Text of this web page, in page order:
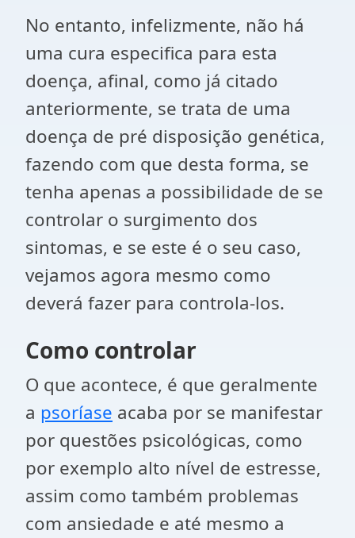
No entanto, infelizmente, não há
uma cura especifica para esta
doença, afinal, como já citado
anteriormente, se trata de uma
doença de pré disposição genética,
fazendo com que desta forma, se
tenha apenas a possibilidade de se
controlar o surgimento dos
sintomas, e se este é o seu caso,
vejamos agora mesmo como
deverá fazer para controla-los.
Como controlar
O que acontece, é que geralmente
a psoríase acaba por se manifestar
por questões psicológicas, como
por exemplo alto nível de estresse,
assim como também problemas
com ansiedade e até mesmo a